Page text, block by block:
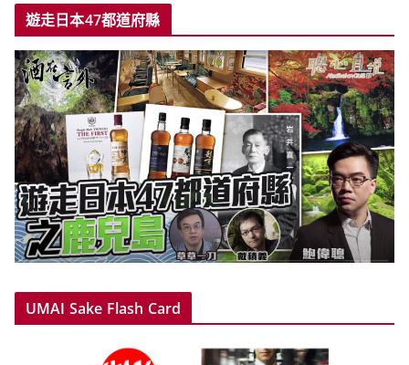
遊走日本47都道府縣
UMAI Sake Flash Card